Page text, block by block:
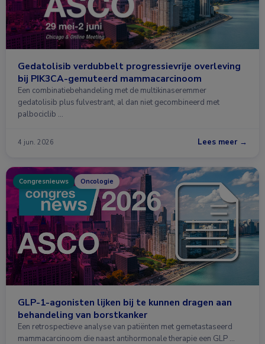
Gedatolisib verdubbelt progressievrije overleving
bij PIK3CA-gemuteerd mammacarcinoom
Een combinatiebehandeling met de multikinaseremmer
gedatolisib plus fulvestrant, al dan niet gecombineerd met
palbociclib …
4 jun. 2026 Lees meer →
Congresnieuws Oncologie
GLP-1-agonisten lijken bij te kunnen dragen aan
behandeling van borstkanker
Een retrospectieve analyse van patiënten met gemetastaseerd
mammacarcinoom die naast antihormonale therapie een GLP …